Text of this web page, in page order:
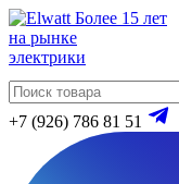
Более 15 лет
на рынке
электрики
+7 (926) 786 81 51